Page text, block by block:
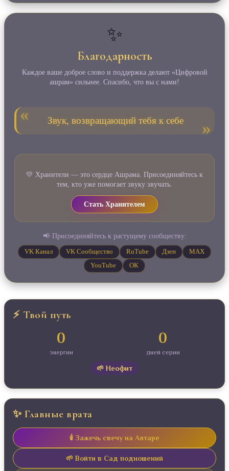
✨
Благодарность
Каждое ваше доброе слово и поддержка делают «Цифровой
ашрам» сильнее. Спасибо, что вы с нами!
Звук, возвращающий тебя к себе
💛 Хранители — это сердце Ашрама. Присоединяйтесь к
тем, кто уже помогает звуку звучать.
Стать Хранителем
📢 Присоединяйтесь к растущему сообществу:
VK Канал VK Сообщество RuTube Дзен
MAX
YouTube
ОК
⚡ Твой путь
0
энергии
0
дней серии
🌱 Неофит
✨ Главные врата
🕯️ Зажечь свечу на Алтаре
🌱 Войти в Сад подношений